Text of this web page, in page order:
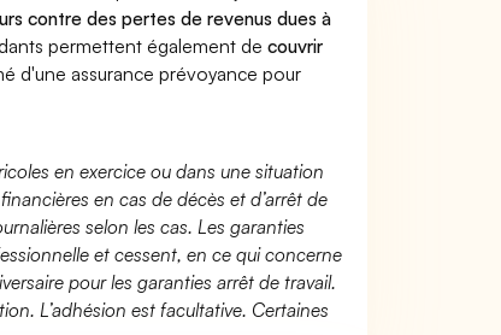
contre des pertes de revenus dues à
permettent également decouvrir
d'une assurance prévoyance pour
en exercice ou dans une situation
en cas de décès et d’arrêt de
selon les cas. Les garanties
et cessent, en ce qui concerne
pour les garanties arrêt de travail.
L’adhésion est facultative. Certaines